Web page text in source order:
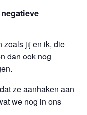
zoals jij en ik, die
dan ook nog
ze aanhaken aan
we nog in ons